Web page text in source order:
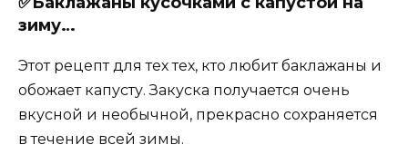
зиму…
Этот рецепт для тех тех, кто любит баклажаны и
обожает капусту. Закуска получается очень
вкусной и необычной, прекрасно сохраняется
в течение всей зимы.